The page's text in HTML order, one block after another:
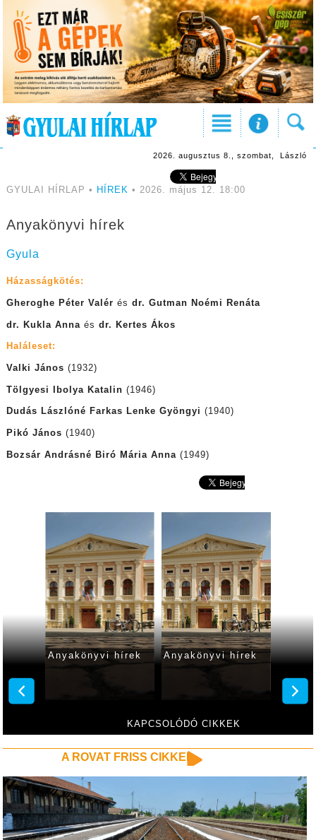
2026. augusztus 8., szombat, László
GYULAI HÍRLAP • HÍREK • 2026. május 12. 18:00
Anyakönyvi hírek
Gyula
Házasságkötés:
Gheroghe Péter Valér és dr. Gutman Noémi Renáta
dr. Kukla Anna és dr. Kertes Ákos
Haláleset:
Valki János (1932)
Tölgyesi Ibolya Katalin (1946)
Dudás Lászlóné Farkas Lenke Gyöngyi (1940)
Pikó János (1940)
Bozsár Andrásné Biró Mária Anna (1949)
KAPCSOLÓDÓ CIKKEK
Anyakönyvi hírek Anyakönyvi hírek
A ROVAT FRISS CIKKEI